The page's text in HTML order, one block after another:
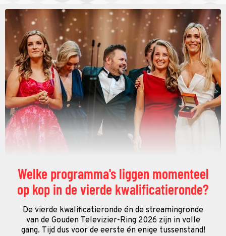
Welke programma's liggen momenteel
op kop in de vierde kwalificatieronde?
De vierde kwalificatieronde én de streamingronde
van de Gouden Televizier-Ring 2026 zijn in volle
gang. Tijd dus voor de eerste én enige tussenstand!